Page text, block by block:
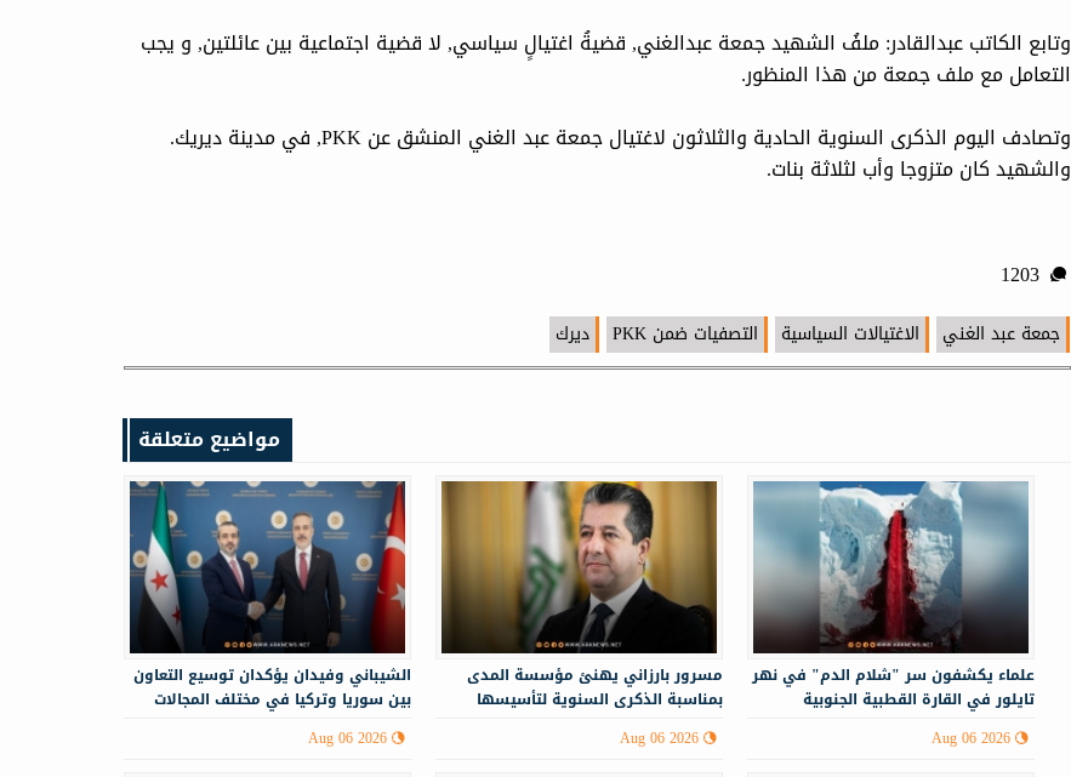
وتابع الكاتب عبدالقادر: ملفُ الشهيد جمعة عبدالغني, قضيةُ اغتيالٍ سياسي, لا قضية اجتماعية بين عائلتين, و يجب
التعامل مع ملف جمعة من هذا المنظور.
وتصادف اليوم الذكرى السنوية الحادية والثلاثون لاغتيال جمعة عبد الغني المنشق عن PKK, في مدينة ديريك.
والشهيد كان متزوجا وأب لثلاثة بنات.
1203
جمعة عبد الغني الاغتيالات السياسية التصفيات ضمن PKK ديرك
مواضيع متعلقة
الشيباني وفيدان يؤكدان توسيع التعاون
بين سوريا وتركيا في مختلف المجالات
Aug 06 2026
مسرور بارزاني يهنئ مؤسسة المدى
بمناسبة الذكرى السنوية لتأسيسها
Aug 06 2026
علماء يكشفون سر "شلام الدم" في نهر
تايلور في القارة القطبية الجنوبية
Aug 06 2026